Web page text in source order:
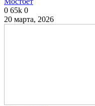
0 65k 0
20 марта, 2026